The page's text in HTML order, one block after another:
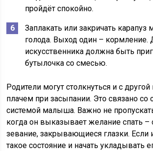
пройдёт спокойно.
Заплакать или закричать карапуз
голода. Выход один – кормление.
искусственника должна быть
бутылочка со смесью.
Родители могут столкнуться и с
плачем при засыпании. Это связано со
системой малыша. Важно не
когда он выказывает желание спать –
зевание, закрывающиеся глазки. Если
такое состояние и начать укладывать